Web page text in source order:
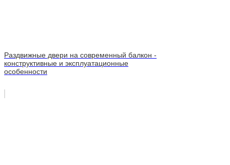
Раздвижные двери на современный балкон -
конструктивные и эксплуатационные
особенности